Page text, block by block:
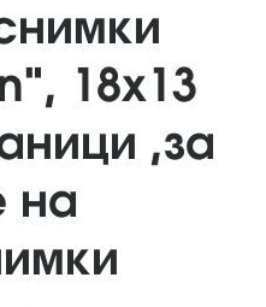
18х13
,за
на